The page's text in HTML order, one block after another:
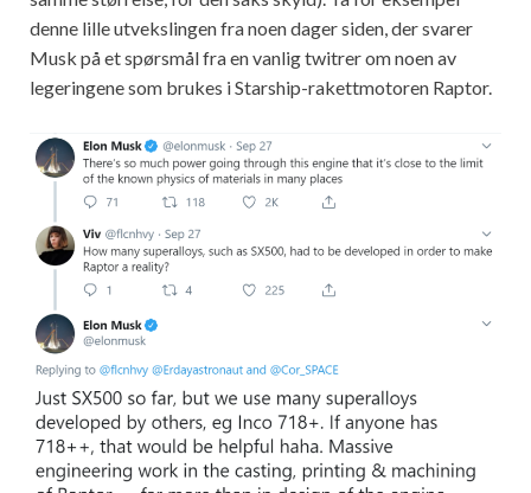
denne lille utvekslingen fra noen dager siden, der svarer
Musk på et spørsmål fra en vanlig twitrer om noen av
legeringene som brukes i Starship-rakettmotoren Raptor.